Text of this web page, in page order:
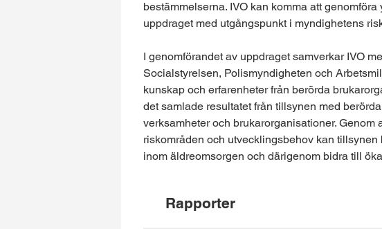
bestämmelserna. IVO kan komma att
uppdraget med utgångspunkt i myndighetens
I genomförandet av uppdraget samverkar IVO
Socialstyrelsen, Polismyndigheten och
kunskap och erfarenheter från berörda
det samlade resultatet från tillsynen med
verksamheter och brukarorganisationer. Genom
riskområden och utvecklingsbehov kan
inom äldreomsorgen och därigenom bidra till
Rapporter